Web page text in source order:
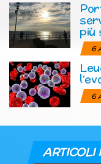
più
6
6
ARTICOLI